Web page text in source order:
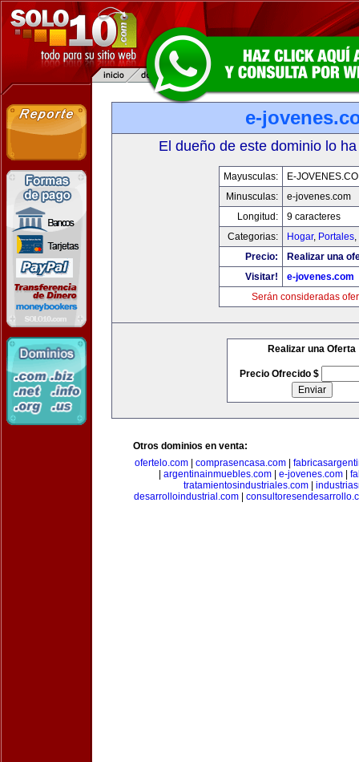
e-
El dueño de este dominio lo
Mayusculas:
E-
Minusculas:
e-jovenes.com
Longitud:
9 caracteres
Categorias:
Hogar, Portales,
Precio:
Realizar una
Visitar!
e-jovenes.com
Serán consideradas
Realizar una Oferta
Precio Ofrecido $
Otros dominios en venta:
ofertelo.com| comprasencasa.com|
argentinainmuebles.com| e-jovenes.com|
tratamientosindustriales.com
desarrolloindustrial.com|